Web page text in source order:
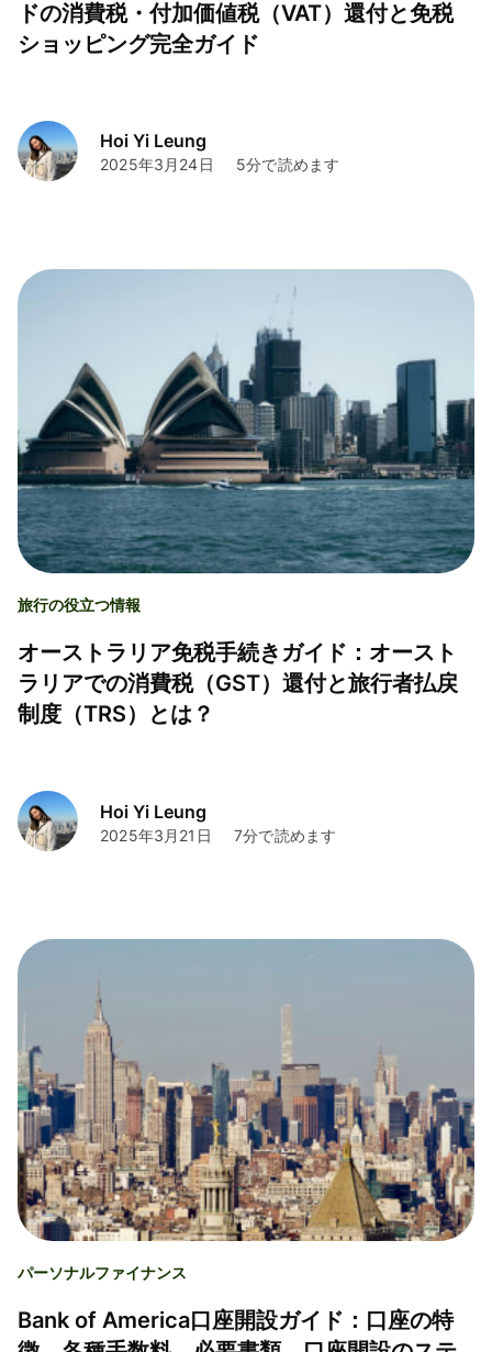
ドの消費税・付加価値税（VAT）還付と免税
ショッピング完全ガイド
Hoi Yi Leung
2025年3月24日 5分で読めます
旅行の役立つ情報
オーストラリア免税手続きガイド：オースト
ラリアでの消費税（GST）還付と旅行者払戻
制度（TRS）とは？
Hoi Yi Leung
2025年3月21日 7分で読めます
パーソナルファイナンス
Bank of America口座開設ガイド：口座の特